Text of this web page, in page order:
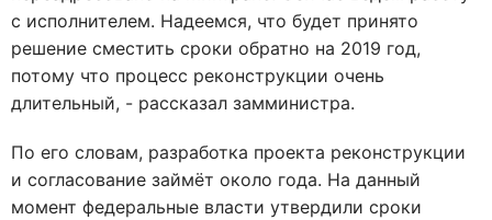
с исполнителем. Надеемся, что будет принято
решение сместить сроки обратно на 2019 год,
потому что процесс реконструкции очень
длительный, - рассказал замминистра.
По его словам, разработка проекта реконструкции
и согласование займёт около года. На данный
момент федеральные власти утвердили сроки